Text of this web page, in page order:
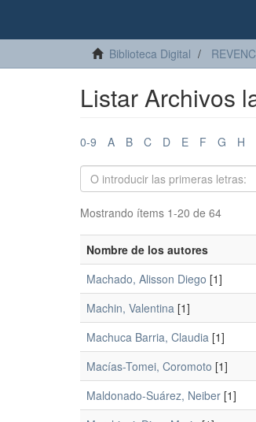
Biblioteca Digital
Listar Archivos
0-9 A B C D E F G H
Mostrando ítems 1-20 de 64
Nombre de los autores
Machado, Alisson Diego [1]
Machin, Valentina [1]
Machuca Barria, Claudia [1]
Macías-Tomei, Coromoto [1]
Maldonado-Suárez, Neiber [1]